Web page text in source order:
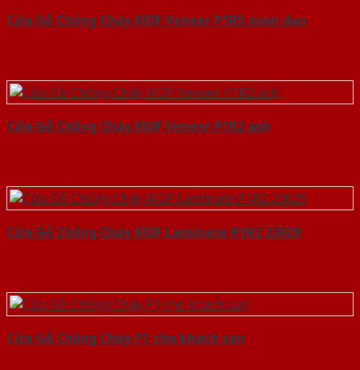
Cửa Gỗ Chống Cháy MDF Veneer P1R5 xoan dao
Cửa Gỗ Chống Cháy MDF Veneer P1R2 ash
Cửa Gỗ Chống Cháy MDF Laminate P1R2 23029
Cửa Gỗ Chống Cháy P1 cho khach san